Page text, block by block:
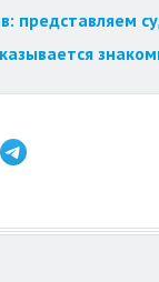
представляем